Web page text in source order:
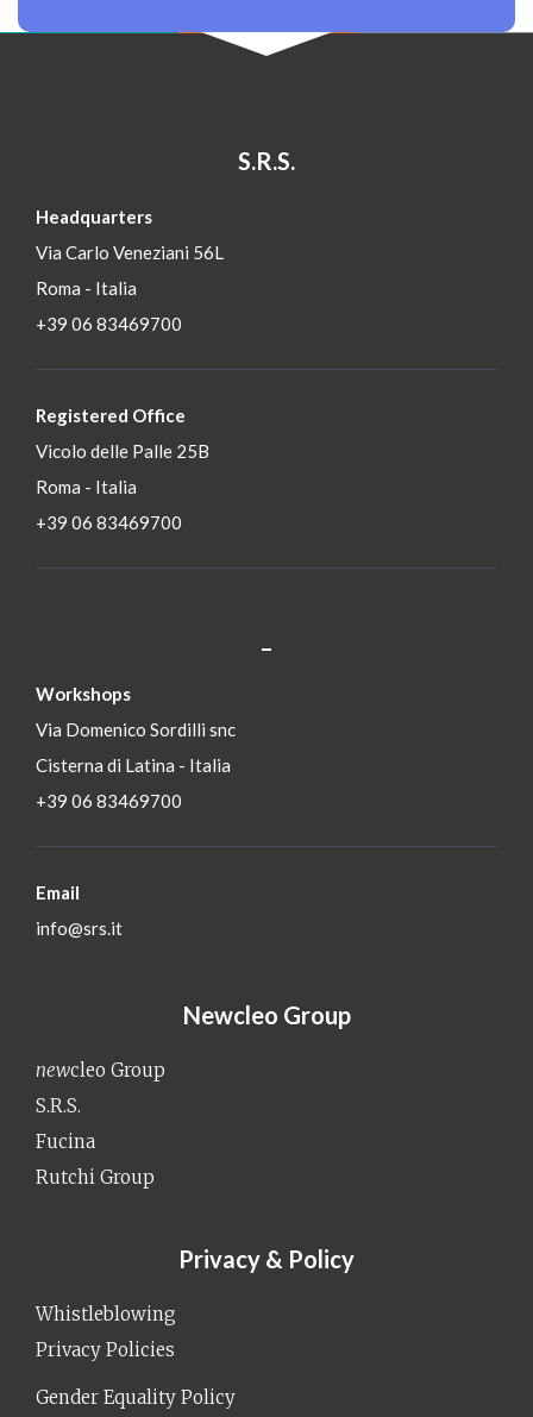
S.R.S.
Headquarters
Via Carlo Veneziani 56L
Roma - Italia
+39 06 83469700
Registered Office
Vicolo delle Palle 25B
Roma - Italia
+39 06 83469700
Workshops
Via Domenico Sordilli snc
Cisterna di Latina - Italia
+39 06 83469700
Email
info@srs.it
Newcleo Group
newcleo Group
S.R.S.
Fucina
Rutchi Group
Privacy & Policy
Whistleblowing
Privacy Policies
Gender Equality Policy